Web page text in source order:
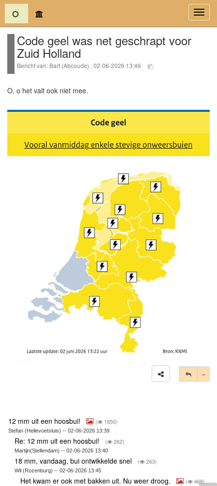
(current)
Code geel was net geschrapt voor
Zuid Holland
Bericht van: Bart (Abcoude) , 02-06-2026 13:46
O, o het valt ook niet mee.
12 mm uit een hoosbui! ( 1850)
Stefan (Hellevoetsluis) -- 02-06-2026 13:39
Re: 12 mm uit een hoosbui! ( 262)
Martijn(Stellendam) -- 02-06-2026 13:40
18 mm, vandaag, bui ontwikkelde snel ( 263)
Wil (Rozenburg) -- 02-06-2026 13:45
Het kwam er ook met bakken uit. Nu weer droog. ( 468)